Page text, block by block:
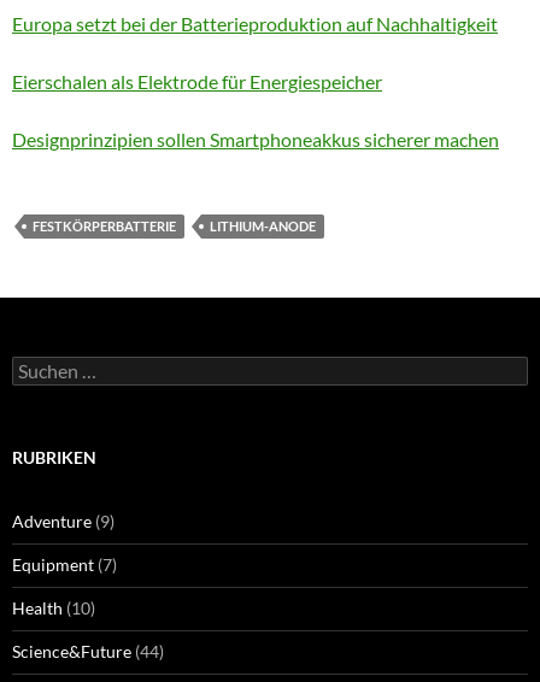
Europa setzt bei der Batterieproduktion auf Nachhaltigkeit
Eierschalen als Elektrode für Energiespeicher
Designprinzipien sollen Smartphoneakkus sicherer machen
FESTKÖRPERBATTERIE LITHIUM-ANODE
Suchen
nach:
RUBRIKEN
Adventure (9)
Equipment (7)
Health (10)
Science&Future (44)